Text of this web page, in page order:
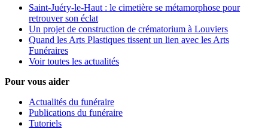
Saint-Juéry-le-Haut : le cimetière se métamorphose pour
retrouver son éclat
Un projet de construction de crématorium à Louviers
Quand les Arts Plastiques tissent un lien avec les Arts
Funéraires
Voir toutes les actualités
Pour vous aider
Actualités du funéraire
Publications du funéraire
Tutoriels